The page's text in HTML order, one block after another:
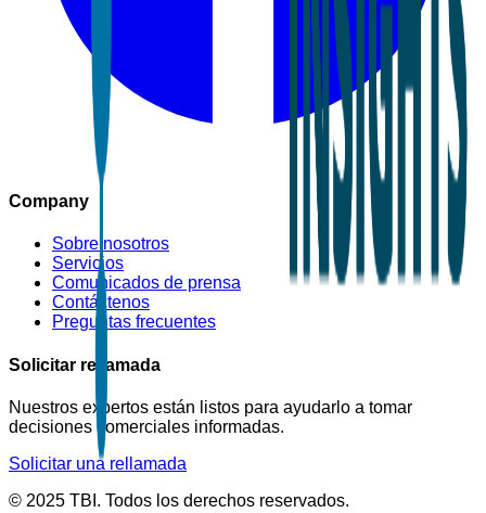
Company
Sobre nosotros
Servicios
Comunicados de prensa
Contáctenos
Preguntas frecuentes
Solicitar rellamada
Nuestros expertos están listos para ayudarlo a tomar
decisiones comerciales informadas.
Solicitar una rellamada
© 2025 TBI. Todos los derechos reservados.